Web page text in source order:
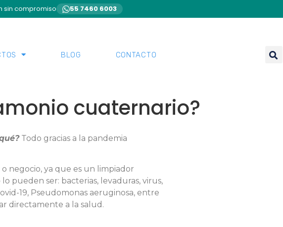
sin compromiso 55 7460 6003
BLOG CONTACTO
cuaternario?
Todo gracias a la pandemia
negocio, ya que es un limpiador
pueden ser: bacterias, levaduras, virus,
19, Pseudomonas aeruginosa, entre
directamente a la salud.